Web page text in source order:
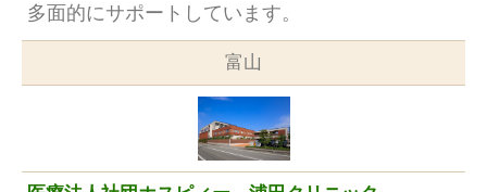
多面的にサポートしています。
富山